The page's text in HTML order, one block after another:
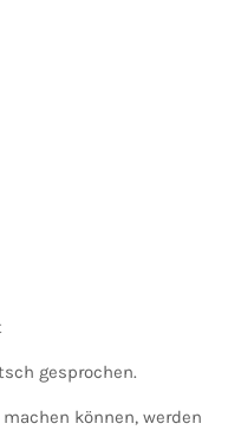
gesprochen.
können, werden